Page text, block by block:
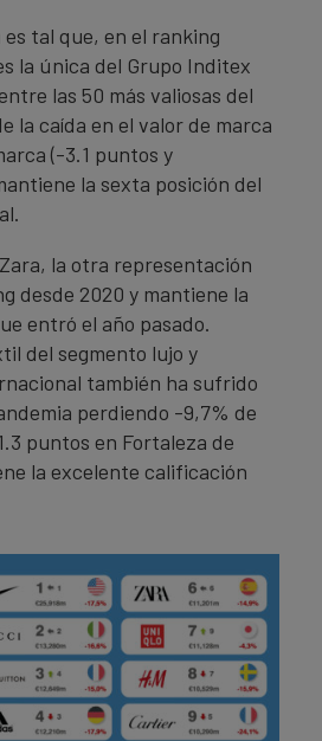
es tal que, en el ranking
la única del Grupo Inditex
las 50 más valiosas del
la caída en el valor de marca
(-3.1 puntos y
la sexta posición del
la otra representación
desde 2020 y mantiene la
entró el año pasado.
del segmento lujo y
también ha sufrido
perdiendo -9,7% de
puntos en Fortaleza de
la excelente calificación